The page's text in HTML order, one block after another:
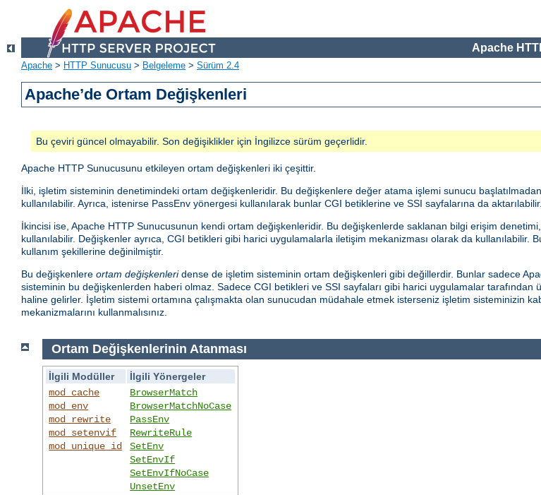
Apache
Apache > HTTP Sunucusu > Belgeleme > Sürüm 2.4
Apache’de Ortam Değişkenleri
Bu çeviri güncel olmayabilir. Son değişiklikler için İngilizce sürüm geçerlidir.
Apache HTTP Sunucusunu etkileyen ortam değişkenleri iki çeşittir.
İlki, işletim sisteminin denetimindeki ortam değişkenleridir. Bu değişkenlere değer atama işlemi sunucu başlatılmadan
kullanılabilir. Ayrıca, istenirse PassEnv yönergesi kullanılarak bunlar CGI betiklerine ve SSI sayfalarına da aktarılabilir.
İkincisi ise, Apache HTTP Sunucusunun kendi ortam değişkenleridir. Bu değişkenlerde saklanan bilgi erişim
kullanılabilir. Değişkenler ayrıca, CGI betikleri gibi harici uygulamalarla iletişim mekanizması olarak da
kullanım şekillerine değinilmiştir.
Bu değişkenlere ortam değişkenleridense de işletim sisteminin ortam değişkenleri gibi değillerdir. Bunlar sadece
sisteminin bu değişkenlerden haberi olmaz. Sadece CGI betikleri ve SSI sayfaları gibi harici uygulamalar tarafından
haline gelirler. İşletim sistemi ortamına çalışmakta olan sunucudan müdahale etmek isterseniz işletim sisteminizin
mekanizmalarını kullanmalısınız.
Ortam Değişkenlerinin Atanması
İlgili Modüller
İlgili Yönergeler
mod_cache
mod_env
mod_rewrite
mod_setenvif
mod_unique_id
BrowserMatch
BrowserMatchNoCase
PassEnv
RewriteRule
SetEnv
SetEnvIf
SetEnvIfNoCase
UnsetEnv